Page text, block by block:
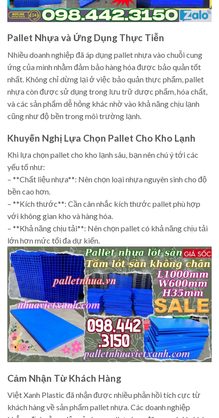
Pallet Nhựa và Ứng Dụng Thực Tiễn
Nhiều doanh nghiệp đã áp dụng pallet nhựa vào chuỗi cung
ứng của mình nhằm đảm bảo hàng hóa được bảo quản tốt
nhất. Không chỉ dừng lại ở việc bảo quản thực phẩm, pallet
nhựa còn được sử dụng trong lưu trữ dược phẩm, hóa chất,
và các sản phẩm dễ hỏng khác nhờ vào khả năng chịu lạnh
cũng như độ bền trong môi trường lạnh.
Khuyến Nghị Lựa Chọn Pallet Cho Kho Lạnh
Khi lựa chọn pallet cho kho lạnh sâu, bạn nên chú ý tới các
yếu tố như:
– **Chất liệu nhựa**: Nên chọn loại nhựa nguyên sinh cho độ
bền cao hơn.
– **Kích thước**: Cần cân nhắc kích thước pallet phù hợp
với không gian kho và hàng hóa.
– **Khả năng chịu tải**: Nên chọn pallet có khả năng chịu tải
lớn hơn mức tối đa dự kiến.
Cảm Nhận Từ Khách Hàng
Việt Xanh Plastic đã nhận được nhiều phản hồi tích cực từ
khách hàng về sản phẩm pallet nhựa. Các doanh nghiệp